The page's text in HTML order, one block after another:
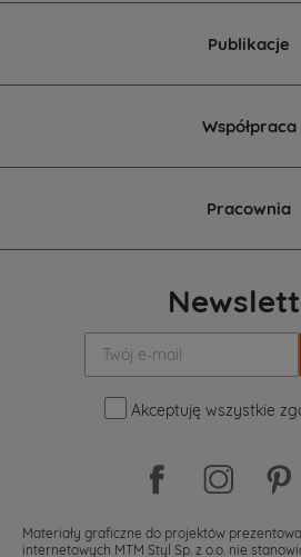
Publikacje
Współpraca
Pracownia
mail:
Akceptuję wszystkie
Materiały graficzne do projektów
internetowych MTM Styl Sp. z o.o. nie